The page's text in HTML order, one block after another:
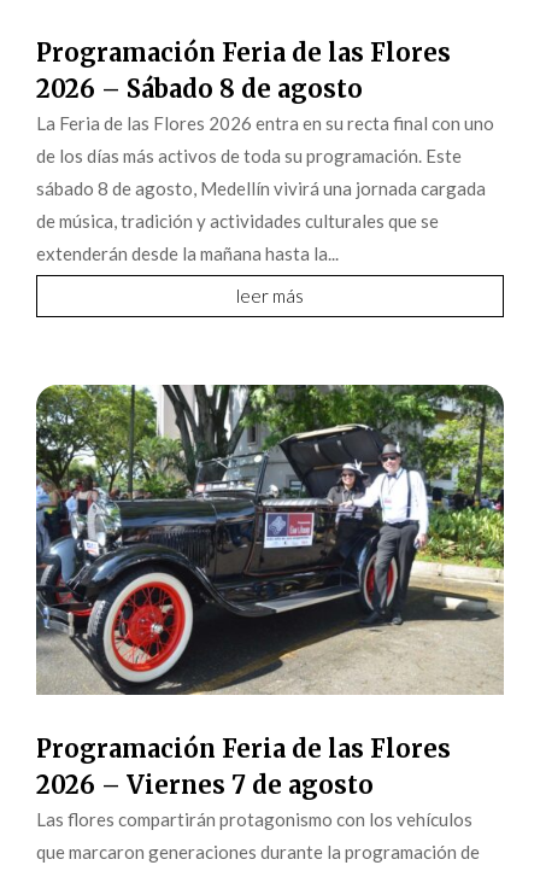
Programación Feria de las Flores
2026 – Sábado 8 de agosto
La Feria de las Flores 2026 entra en su recta final con uno
de los días más activos de toda su programación. Este
sábado 8 de agosto, Medellín vivirá una jornada cargada
de música, tradición y actividades culturales que se
extenderán desde la mañana hasta la...
leer más
Programación Feria de las Flores
2026 – Viernes 7 de agosto
Las flores compartirán protagonismo con los vehículos
que marcaron generaciones durante la programación de